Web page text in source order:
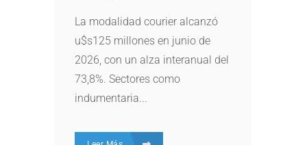
La modalidad courier alcanzó
u$s125 millones en junio de
2026, con un alza interanual del
73,8%. Sectores como
indumentaria...